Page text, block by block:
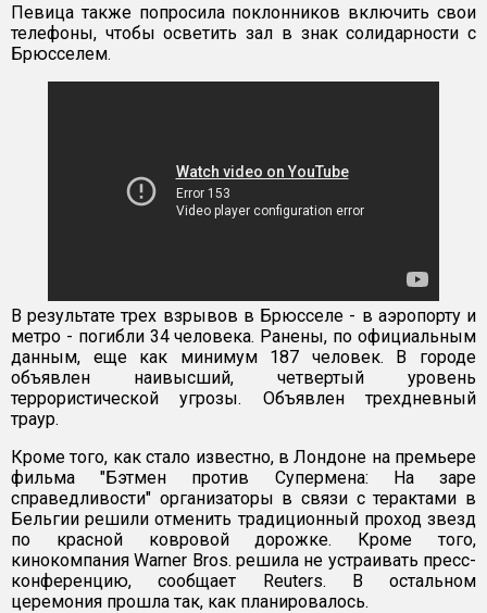
Певица также попросила поклонников включить свои
телефоны, чтобы осветить зал в знак солидарности с
Брюсселем.
В результате трех взрывов в Брюсселе - в аэропорту и
метро - погибли 34 человека. Ранены, по официальным
данным, еще как минимум 187 человек. В городе
объявлен наивысший, четвертый уровень
террористической угрозы. Объявлен трехдневный
траур.
Кроме того, как стало известно, в Лондоне на премьере
фильма "Бэтмен против Супермена: На заре
справедливости" организаторы в связи с терактами в
Бельгии решили отменить традиционный проход звезд
по красной ковровой дорожке. Кроме того,
кинокомпания Warner Bros. решила не устраивать пресс-
конференцию, сообщает Reuters. В остальном
церемония прошла так, как планировалось.